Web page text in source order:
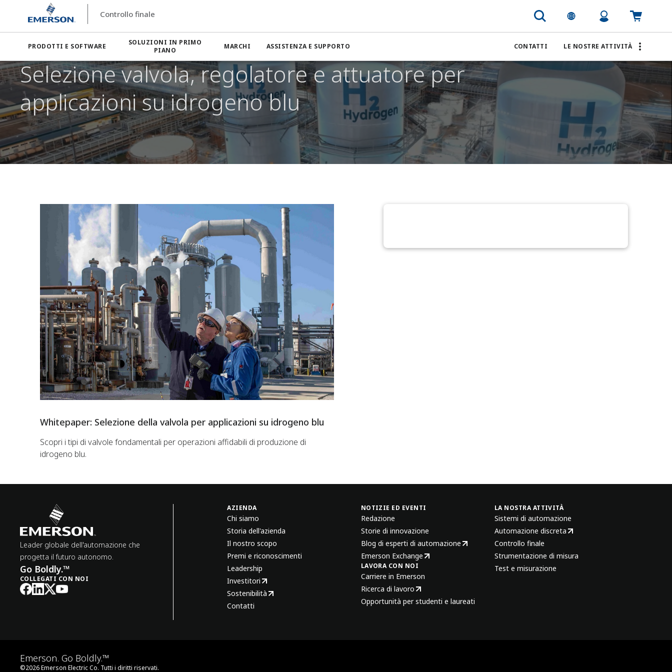
Controllo finale
PRODOTTI E SOFTWARE
SOLUZIONI IN PRIMO
PIANO
MARCHI ASSISTENZA E SUPPORTO CONTATTI LE NOSTRE ATTIVITÀ
Selezione valvola, regolatore e attuatore per
applicazioni su idrogeno blu
Whitepaper: Selezione della valvola per applicazioni su idrogeno blu
Scopri i tipi di valvole fondamentali per operazioni affidabili di produzione di
idrogeno blu.
Leader globale dell'automazione che
progetta il futuro autonomo.
Go Boldly.™
COLLEGATI CON NOI
AZIENDA
Chi siamo
Storia dell'azienda
Il nostro scopo
Premi e riconoscimenti
Leadership
Investitori
Sostenibilità
Contatti
NOTIZIE ED EVENTI
Redazione
Storie di innovazione
Blog di esperti di automazione
Emerson Exchange
LAVORA CON NOI
Carriere in Emerson
Ricerca di lavoro
Opportunità per studenti e laureati
LA NOSTRA ATTIVITÀ
Sistemi di automazione
Automazione discreta
Controllo finale
Strumentazione di misura
Test e misurazione
Emerson. Go Boldly.™
©2026Emerson Electric Co. Tutti i diritti riservati.